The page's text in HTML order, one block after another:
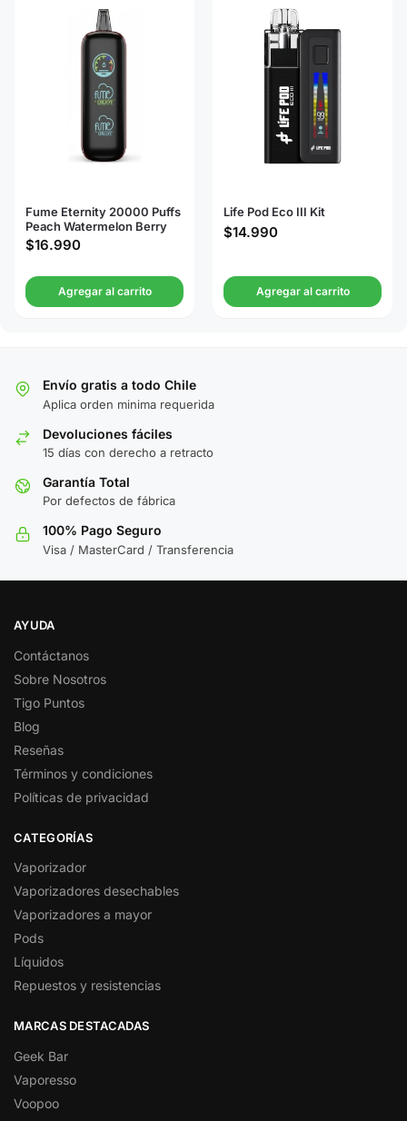
Fume Eternity 20000 Puffs
Peach Watermelon Berry
$16.990
Agregar al carrito
Life Pod Eco III Kit
$14.990
Agregar al carrito
Envío gratis a todo Chile
Aplica orden minima requerida
Devoluciones fáciles
15 días con derecho a retracto
Garantía Total
Por defectos de fábrica
100% Pago Seguro
Visa / MasterCard / Transferencia
AYUDA
Contáctanos
Sobre Nosotros
Tigo Puntos
Blog
Reseñas
Términos y condiciones
Políticas de privacidad
CATEGORÍAS
Vaporizador
Vaporizadores desechables
Vaporizadores a mayor
Pods
Líquidos
Repuestos y resistencias
MARCAS DESTACADAS
Geek Bar
Vaporesso
Voopoo